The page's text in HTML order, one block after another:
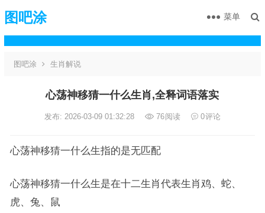
图吧涂 菜单
图吧涂 生肖解说
心荡神移猜一什么生肖,全释词语落实
发布: 2026-03-09 01:32:28 76阅读 0评论
心荡神移猜一什么生指的是无匹配
心荡神移猜一什么生是在十二生肖代表生肖鸡、蛇、
虎、兔、鼠